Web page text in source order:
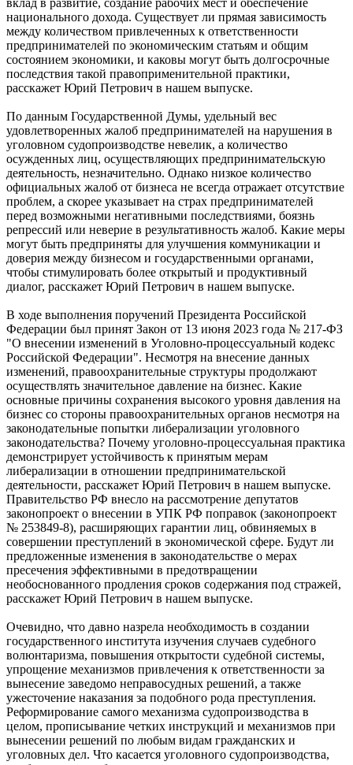
национального дохода. Существует ли прямая зависимость
между количеством привлеченных к ответственности
предпринимателей по экономическим статьям и общим
состоянием экономики, и каковы могут быть долгосрочные
последствия такой правоприменительной практики,
расскажет Юрий Петрович в нашем выпуске.
По данным Государственной Думы, удельный вес
удовлетворенных жалоб предпринимателей на нарушения в
уголовном судопроизводстве невелик, а количество
осужденных лиц, осуществляющих предпринимательскую
деятельность, незначительно. Однако низкое количество
официальных жалоб от бизнеса не всегда отражает отсутствие
проблем, а скорее указывает на страх предпринимателей
перед возможными негативными последствиями, боязнь
репрессий или неверие в результативность жалоб. Какие меры
могут быть предприняты для улучшения коммуникации и
доверия между бизнесом и государственными органами,
чтобы стимулировать более открытый и продуктивный
диалог, расскажет Юрий Петрович в нашем выпуске.
В ходе выполнения поручений Президента Российской
Федерации был принят Закон от 13 июня 2023 года № 217-ФЗ
"О внесении изменений в Уголовно-процессуальный кодекс
Российской Федерации". Несмотря на внесение данных
изменений, правоохранительные структуры продолжают
осуществлять значительное давление на бизнес. Какие
основные причины сохранения высокого уровня давления на
бизнес со стороны правоохранительных органов несмотря на
законодательные попытки либерализации уголовного
законодательства? Почему уголовно-процессуальная практика
демонстрирует устойчивость к принятым мерам
либерализации в отношении предпринимательской
деятельности, расскажет Юрий Петрович в нашем выпуске.
Правительство РФ внесло на рассмотрение депутатов
законопроект о внесении в УПК РФ поправок (законопроект
№ 253849-8), расширяющих гарантии лиц, обвиняемых в
совершении преступлений в экономической сфере. Будут ли
предложенные изменения в законодательстве о мерах
пресечения эффективными в предотвращении
необоснованного продления сроков содержания под стражей,
расскажет Юрий Петрович в нашем выпуске.
Очевидно, что давно назрела необходимость в создании
государственного института изучения случаев судебного
волюнтаризма, повышения открытости судебной системы,
упрощение механизмов привлечения к ответственности за
вынесение заведомо неправосудных решений, а также
ужесточение наказания за подобного рода преступления.
Реформирование самого механизма судопроизводства в
целом, прописывание четких инструкций и механизмов при
вынесении решений по любым видам гражданских и
уголовных дел. Что касается уголовного судопроизводства,